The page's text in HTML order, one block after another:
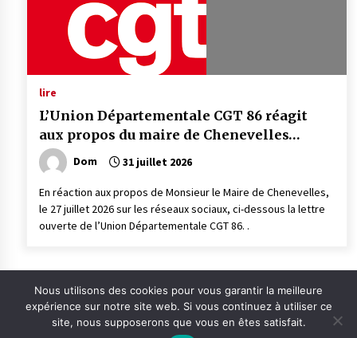
lire
L’Union Départementale CGT 86 réagit
aux propos du maire de Chenevelles…
Dom 31 juillet 2026
En réaction aux propos de Monsieur le Maire de Chenevelles,
le 27 juillet 2026 sur les réseaux sociaux, ci-dessous la lettre
ouverte de l’Union Départementale CGT 86. .
Pagination
des
publications
1 3 875 Next
Nous utilisons des cookies pour vous garantir la meilleure
expérience sur notre site web. Si vous continuez à utiliser ce
site, nous supposerons que vous en êtes satisfait.